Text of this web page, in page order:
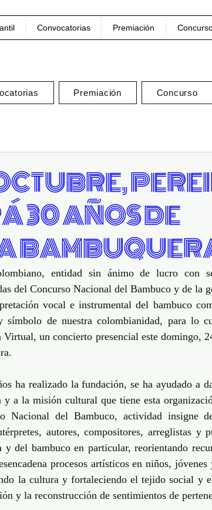
Convocatorias Premiación
30 AÑOS DE
entidad sin ánimo de lucro con
del Concurso Nacional del Bambuco y de la
vocal e instrumental del bambuco
de nuestra colombianidad, para lo
Virtual, un concierto presencial este domingo,
ha realizado la fundación, se ha ayudado a
y a la misión cultural que tiene esta
Nacional del Bambuco, actividad insigne
autores, compositores, arreglistas y
y del bambuco en particular, reorientando
procesos artísticos en niños,
la cultura y fortaleciendo el tejido social y
y la reconstrucción de sentimientos de
Premiación Concurso